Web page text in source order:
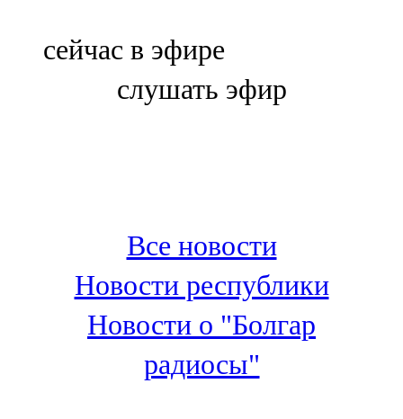
Болгар
100,3 FM
Зәй
106,6 FM
Кадыбаш
105,2 FM
сейчас в эфире
слушать эфир
Все новости
Новости республики
Новости о "Болгар
радиосы"